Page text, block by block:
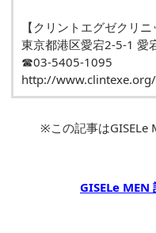
【クリントエグゼクリニ
東京都港区愛宕2-5-1 愛
☎03-5405-1095
http://www.clintexe.org/
※この記事はGISELe
GISELe